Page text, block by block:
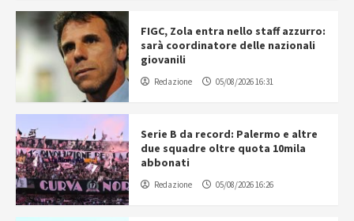
FIGC, Zola entra nello staff azzurro:
sarà coordinatore delle nazionali
giovanili
Redazione 05/08/2026 16:31
Serie B da record: Palermo e altre
due squadre oltre quota 10mila
abbonati
Redazione 05/08/2026 16:26